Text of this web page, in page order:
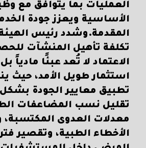
العمليات بما يتوافق مع
الأساسية ويعزز جودة
المقدمة.وشدد رئيس
تكلفة تأهيل المنشآت
الاعتماد لا تُعد عبئًا مادياً
استثمار طويل الأمد، حيث
تطبيق معايير الجودة
تقليل نسب المضاعفات
معدلات العدوى المكتسبة،
الأخطاء الطبية، وتقصير